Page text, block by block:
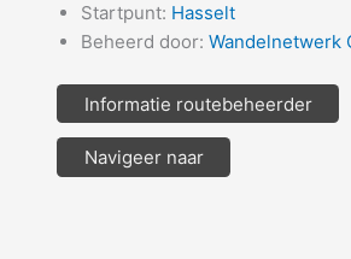
Startpunt: Hasselt
Beheerd door: Wandelnetwerk
Informatie routebeheerder
Navigeer naar